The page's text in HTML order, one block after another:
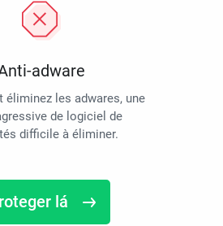
adware
éliminez les adwares, une
de logiciel de
difficile à éliminer.
lá